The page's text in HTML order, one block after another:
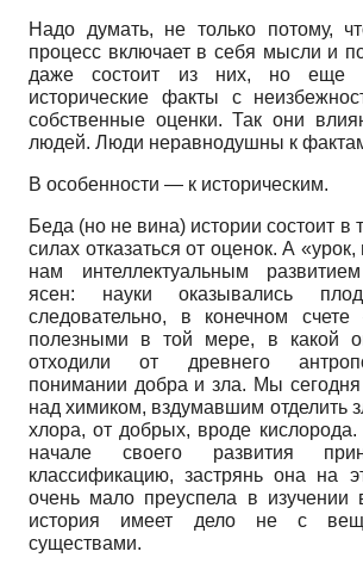
Надо думать, не только потому,
процесс включает в себя мысли и
даже состоит из них, но еще
исторические факты с
собственные оценки. Так они
людей. Люди неравнодушны к
В особенности — к историческим.
Беда (но не вина) истории состоит в
силах отказаться от оценок. А
нам интеллектуальным
ясен: науки оказывались
следовательно, в конечном счете
полезными в той мере, в какой
отходили от древнего
понимании добра и зла. Мы
над химиком, вздумавшим отделить
хлора, от добрых, вроде
начале своего развития
классификацию, застрянь она
очень мало преуспела в изучении
история имеет дело не с
существами.